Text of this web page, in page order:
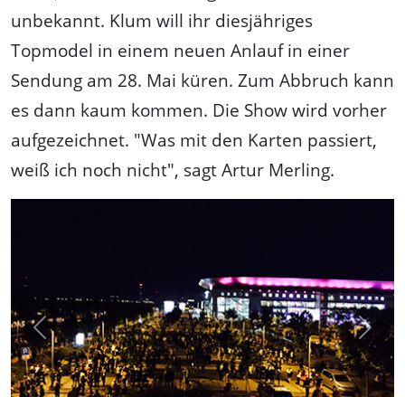
unbekannt. Klum will ihr diesjähriges
Topmodel in einem neuen Anlauf in einer
Sendung am 28. Mai küren. Zum Abbruch kann
es dann kaum kommen. Die Show wird vorher
aufgezeichnet. "Was mit den Karten passiert,
weiß ich noch nicht", sagt Artur Merling.
Previous Next